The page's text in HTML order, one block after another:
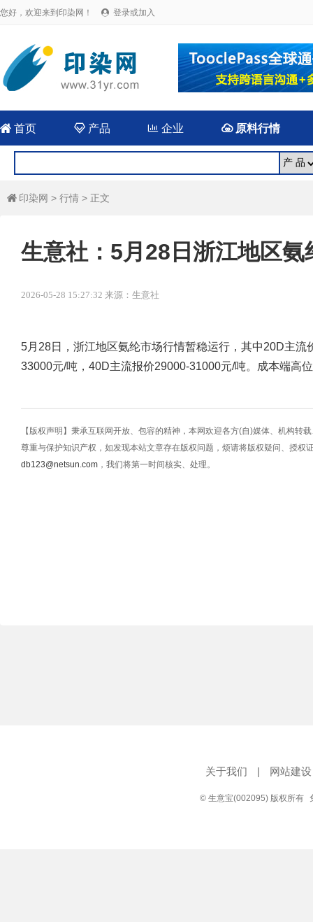
您好，欢迎来到印染网！  登录或加入
 首页 产品  企业 原料行情
 印染网 > 行情 > 正文
生意社：5月28日浙江地区氨
2026-05-28 15:27:32 来源：生意社
5月28日，浙江地区氨纶市场行情暂稳运行，其中20D主
33000元/吨，40D主流报价29000-31000元/吨。成本端高
【版权声明】秉承互联网开放、包容的精神，本网欢迎各方(自)媒体、机构转
尊重与保护知识产权，如发现本站文章存在版权问题，烦请将版权疑问、授权
db123@netsun.com ，我们将第一时间核实、处理。
关于我们 | 网站建设
© 生意宝(002095) 版权所有